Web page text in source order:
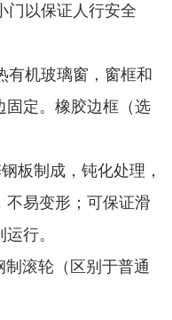
门以保证人行安全
有机玻璃窗，窗框和
固定。橡胶边框（选
板制成，钝化处理，
不易变形；可保证滑
行。
滚轮（区别于普通